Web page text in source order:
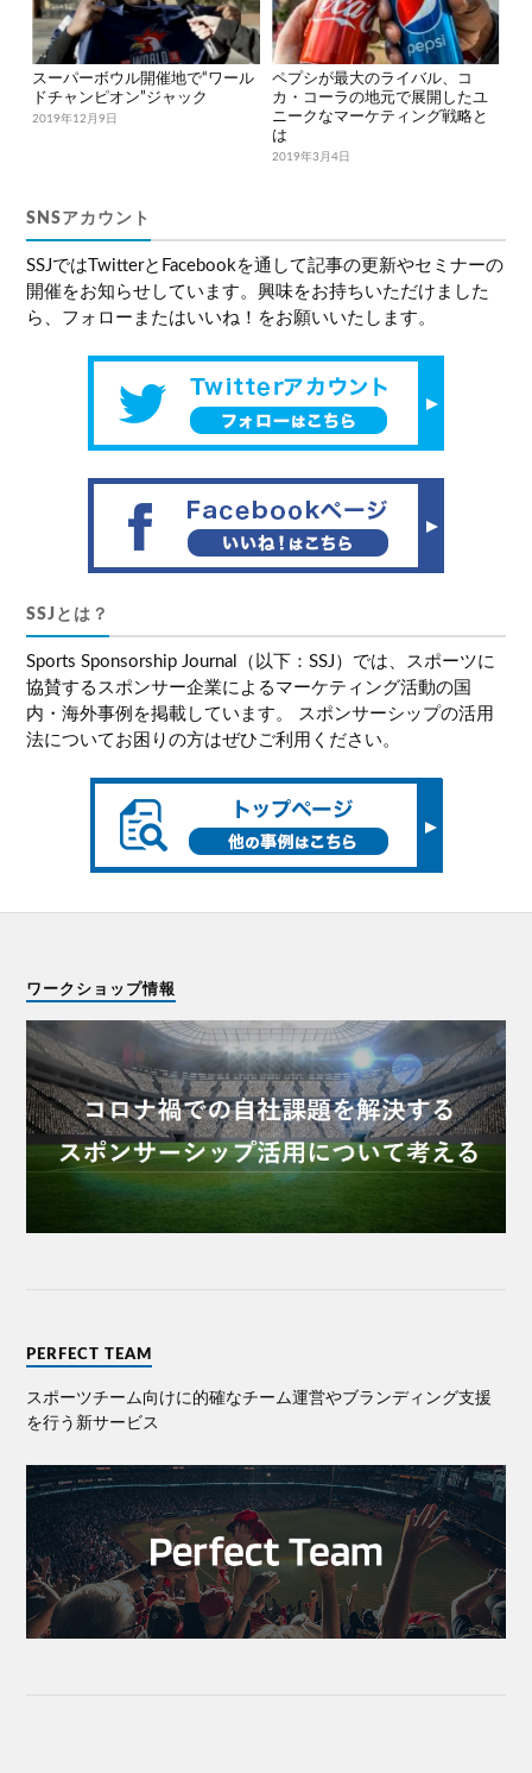
2019年12月9日
スーパーボウル開催地で“ワール
ドチャンピオン”ジャック
2019年3月4日
ペプシが最大のライバル、コ
カ・コーラの地元で展開したユ
ニークなマーケティング戦略と
は
SNSアカウント
SSJではTwitterとFacebookを通して記事の更新やセミナーの
開催をお知らせしています。興味をお持ちいただけました
ら、フォローまたはいいね！をお願いいたします。
SSJとは？
Sports Sponsorship Journal（以下：SSJ）では、スポーツに
協賛するスポンサー企業によるマーケティング活動の国
内・海外事例を掲載しています。 スポンサーシップの活用
法についてお困りの方はぜひご利用ください。
ワークショップ情報
PERFECT TEAM
スポーツチーム向けに的確なチーム運営やブランディング⽀援
を⾏う新サービス